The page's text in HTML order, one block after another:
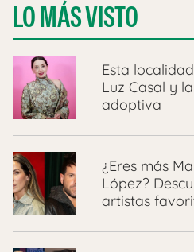
LO MÁS VISTO
Esta
Luz Casal y
adoptiva
¿Eres más
López?
artistas